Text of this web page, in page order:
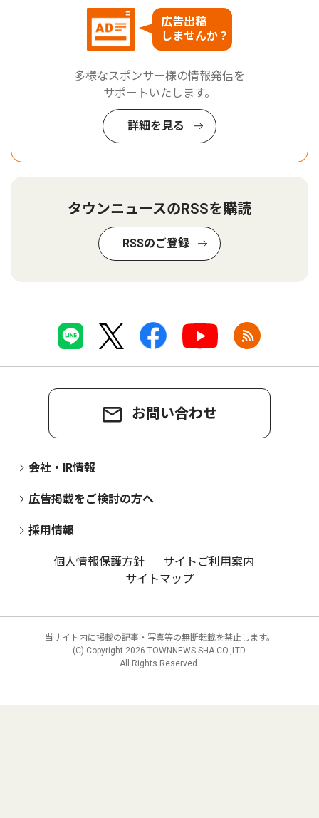
広告出稿
しませんか？
多様なスポンサー様の情報発信を
サポートいたします。
詳細を見る
タウンニュースのRSSを購読
RSSのご登録
お問い合わせ
会社・IR情報
広告掲載をご検討の方へ
採用情報
個人情報保護方針
サイトご利用案内
サイトマップ
当サイト内に掲載の記事・写真等の無断転載を禁止します。
(C) Copyright 2026 TOWNNEWS-SHA CO.,LTD.
All Rights Reserved.